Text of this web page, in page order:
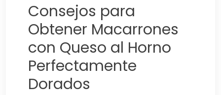
Consejos para
Obtener Macarrones
con Queso al Horno
Perfectamente
Dorados